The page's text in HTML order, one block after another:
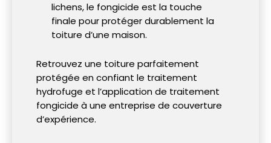
lichens, le fongicide est la touche
finale pour protéger durablement la
toiture d’une maison.
Retrouvez une toiture parfaitement
protégée en confiant le traitement
hydrofuge et l’application de traitement
fongicide à une entreprise de couverture
d’expérience.